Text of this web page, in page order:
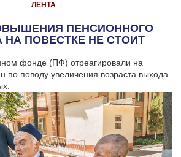
ЛЕНТА
ПЕНСИОННОГО
НА ПОВЕСТКЕ НЕ СТОИТ
фонде (ПФ) отреагировали на
по поводу увеличения возраста выхода